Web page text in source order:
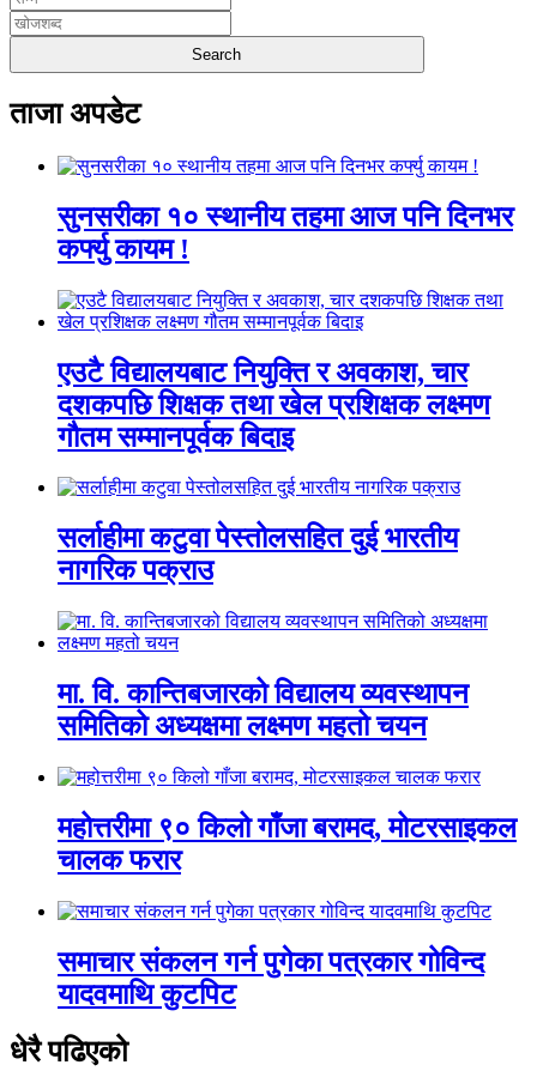
ताजा अपडेट
सुनसरीका १० स्थानीय तहमा आज पनि दिनभर
कर्फ्यु कायम !
एउटै विद्यालयबाट नियुक्ति र अवकाश, चार
दशकपछि शिक्षक तथा खेल प्रशिक्षक लक्ष्मण
गौतम सम्मानपूर्वक बिदाइ
सर्लाहीमा कटुवा पेस्तोलसहित दुई भारतीय
नागरिक पक्राउ
मा. वि. कान्तिबजारको विद्यालय व्यवस्थापन
समितिको अध्यक्षमा लक्ष्मण महतो चयन
महोत्तरीमा ९० किलो गाँजा बरामद, मोटरसाइकल
चालक फरार
समाचार संकलन गर्न पुगेका पत्रकार गोविन्द
यादवमाथि कुटपिट
धेरै पढिएको